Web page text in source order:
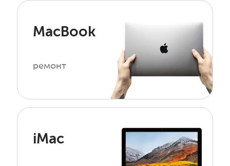
MacBook
ремонт
iMac